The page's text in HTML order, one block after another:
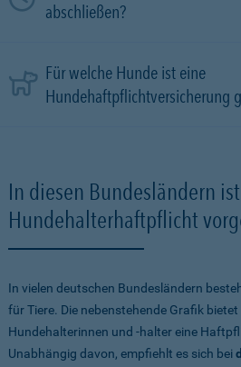
abschließen?
Für welche Hunde ist eine
Hundehaftpflichtversicherung
In diesen Bundesländern
Hundehalterhaftpflicht
In vielen deutschen Bundesländern
für Tiere. Die nebenstehende Grafik
Hundehalterinnen und -halter eine
Unabhängig davon, empfiehlt es sich bei